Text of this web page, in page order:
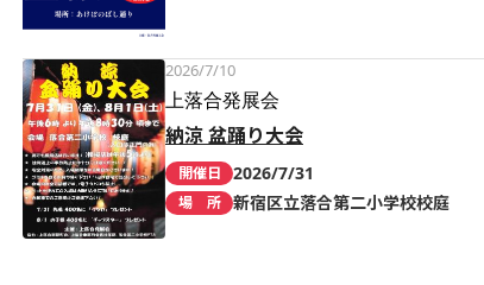
2026/7/10
上落合発展会
納涼 盆踊り大会
開催日 2026/7/31
場 所 新宿区立落合第二小学校校庭